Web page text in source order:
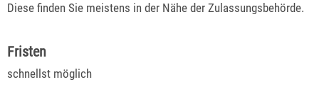
Diese finden Sie meistens in der Nähe der Zulassungsbehörde.
Fristen
schnellst möglich